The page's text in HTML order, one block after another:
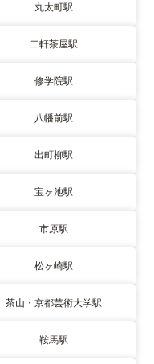
丸太町駅
二軒茶屋駅
修学院駅
八幡前駅
出町柳駅
宝ヶ池駅
市原駅
松ヶ崎駅
茶山・京都芸術大学駅
鞍馬駅